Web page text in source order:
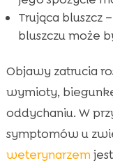
Trująca bluszcz
bluszczu może
Objawy zatrucia
wymioty,
oddychaniu. W
symptomów u
weterynarzem